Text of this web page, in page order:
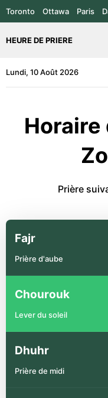
Toronto Ottawa Paris
HEURE DE PRIERE
Lundi, 10 Août 2026
Horaire
Prière
Fajr
Prière d'aube
Chourouk
Lever du soleil
Dhuhr
Prière de midi